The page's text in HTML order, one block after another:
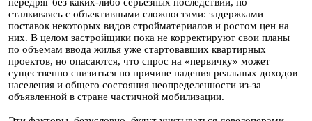
сталкиваясь с объективными сложностями: задержками
поставок некоторых видов стройматериалов и ростом цен на
них. В целом застройщики пока не корректируют свои планы
по объемам ввода жилья уже стартовавших квартирных
проектов, но опасаются, что спрос на «первичку» может
существенно снизиться по причине падения реальных доходов
населения и общего состояния неопределенности из-за
объявленной в стране частичной мобилизации.